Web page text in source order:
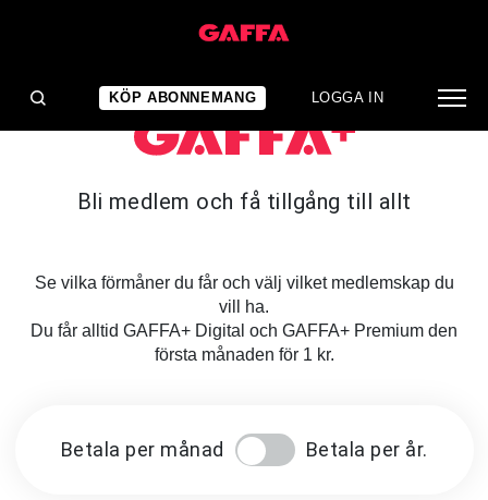
KÖP ABONNEMANG LOGGA IN
Bli medlem och få tillgång till allt
Se vilka förmåner du får och välj vilket medlemskap du
vill ha.
Du får alltid GAFFA+ Digital och GAFFA+ Premium den
första månaden för 1 kr.
Betala per månad Betala per år.